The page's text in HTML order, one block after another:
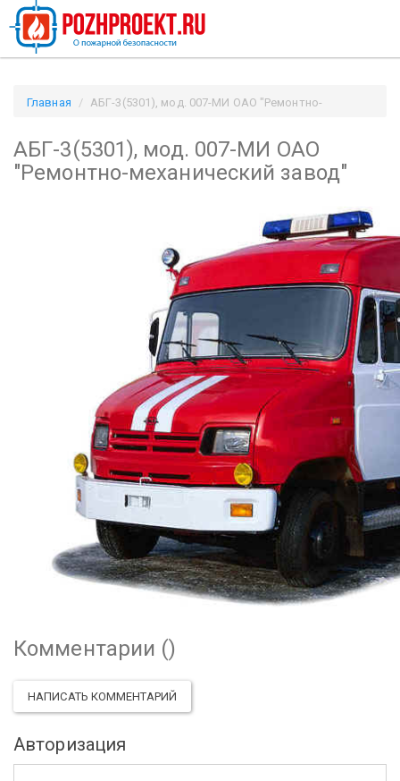
Главная
АБГ-3(5301), мод. 007-МИ ОАО "Ремонтно-
АБГ-3(5301), мод. 007-МИ ОАО
"Ремонтно-механический завод"
Комментарии ()
НАПИСАТЬ КОММЕНТАРИЙ
Авторизация